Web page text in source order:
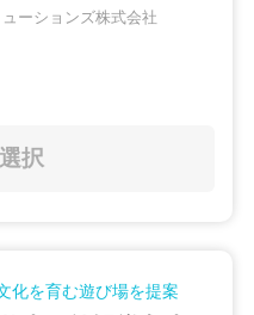
ーションズ株式会社
択
化を育む遊び場を提案